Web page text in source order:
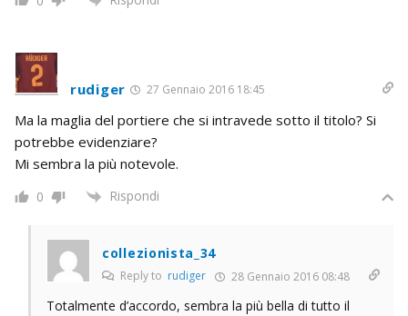
rudiger 27 Gennaio 2016 18:45
Ma la maglia del portiere che si intravede sotto il titolo? Si
potrebbe evidenziare?
Mi sembra la più notevole.
0 Rispondi
collezionista_34
Reply to rudiger 28 Gennaio 2016 08:48
Totalmente d’accordo, sembra la più bella di tutto il